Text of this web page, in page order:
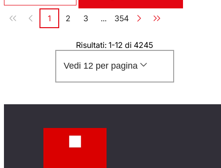
Paginazione
Pagina
1 Pagina
2 Pagina
3 ... Pagina
354
Risultati: 1-12 di 4245
Vedi 12 per pagina